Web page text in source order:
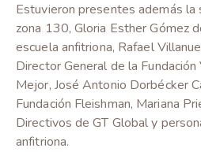
Estuvieron presentes además la
zona 130, Gloria Esther Gómez
escuela anfitriona, Rafael
Director General de la
Mejor, José Antonio Dorbécker
Fundación Fleishman, Mariana
Directivos de GT Global y
anfitriona.